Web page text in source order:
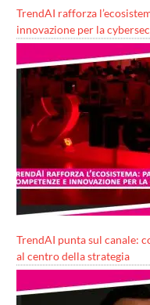
TrendAI rafforza
innovazione per la
TrendAI punta sul canale:
al centro della strategia